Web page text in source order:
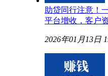
助贷同行注意！
平台增收，客户
2026年01月13日